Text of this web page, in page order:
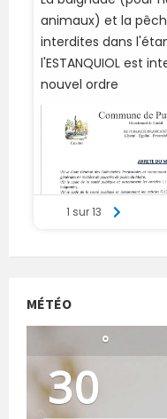
MÉTÉO
30
°